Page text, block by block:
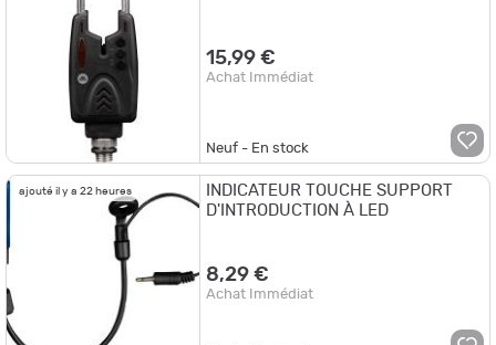
15,99 €
Achat Immédiat
Neuf - En stock
ajouté il y a 22 heures
INDICATEUR TOUCHE SUPPORT
D'INTRODUCTION À LED
8,29 €
Achat Immédiat